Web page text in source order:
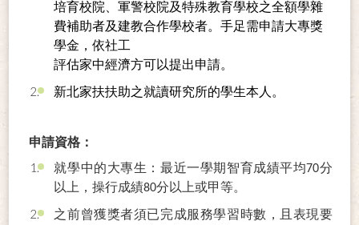
培育校院、軍警校院及特殊教育學校之全額學雜
費補助者及建教合作學校者。手足需申請大專獎
學金，依社工
評估家中經濟方可以提出申請。
新北家扶扶助之就讀研究所的學生本人。
申請資格：
就學中的大專生：最近一學期智育成績平均70分
以上，操行成績80分以上或甲等。
之前曾獲獎者須已完成服務學習時數，且表現要